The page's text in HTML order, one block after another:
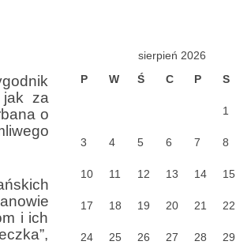
jak za
o
i ich
sierpień 2026
P
W Ś C P S
1
3 4 5 6 7 8
10 11 12 13 14 15
17 18 19 20 21 22
24 25 26 27 28 29